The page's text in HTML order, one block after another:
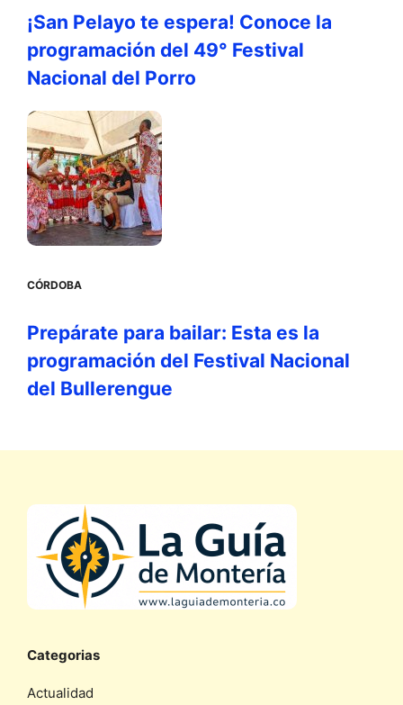
¡San Pelayo te espera! Conoce la
programación del 49° Festival
Nacional del Porro
CÓRDOBA
Prepárate para bailar: Esta es la
programación del Festival Nacional
del Bullerengue
Categorias
Actualidad